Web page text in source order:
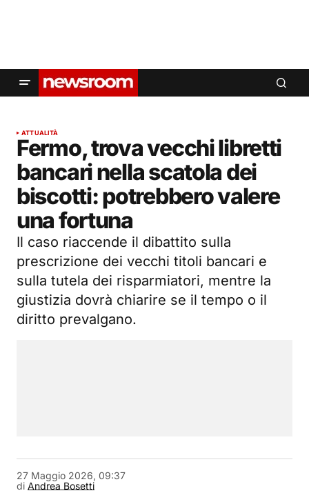
ATTUALITÀ
Fermo, trova vecchi libretti
bancari nella scatola dei
biscotti: potrebbero valere
una fortuna
Il caso riaccende il dibattito sulla
prescrizione dei vecchi titoli bancari e
sulla tutela dei risparmiatori, mentre la
giustizia dovrà chiarire se il tempo o il
diritto prevalgano.
di Andrea Bosetti
27 Maggio 2026, 09:37